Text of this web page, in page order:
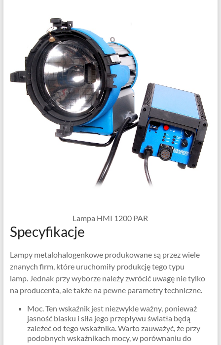
Lampa HMI 1200 PAR
Specyfikacje
Lampy metalohalogenkowe produkowane są przez wiele
znanych firm, które uruchomiły produkcję tego typu
lamp. Jednak przy wyborze należy zwrócić uwagę nie tylko
na producenta, ale także na pewne parametry techniczne.
Moc. Ten wskaźnik jest niezwykle ważny, ponieważ
jasność blasku i siła jego przepływu światła będą
zależeć od tego wskaźnika. Warto zauważyć, że przy
podobnych wskaźnikach mocy, w porównaniu do